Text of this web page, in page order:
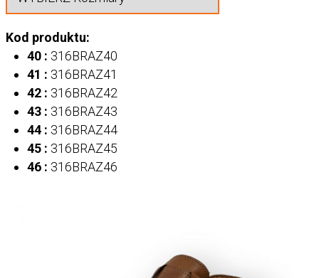
Kod produktu:
40 : 316BRAZ40
41 : 316BRAZ41
42 : 316BRAZ42
43 : 316BRAZ43
44 : 316BRAZ44
45 : 316BRAZ45
46 : 316BRAZ46